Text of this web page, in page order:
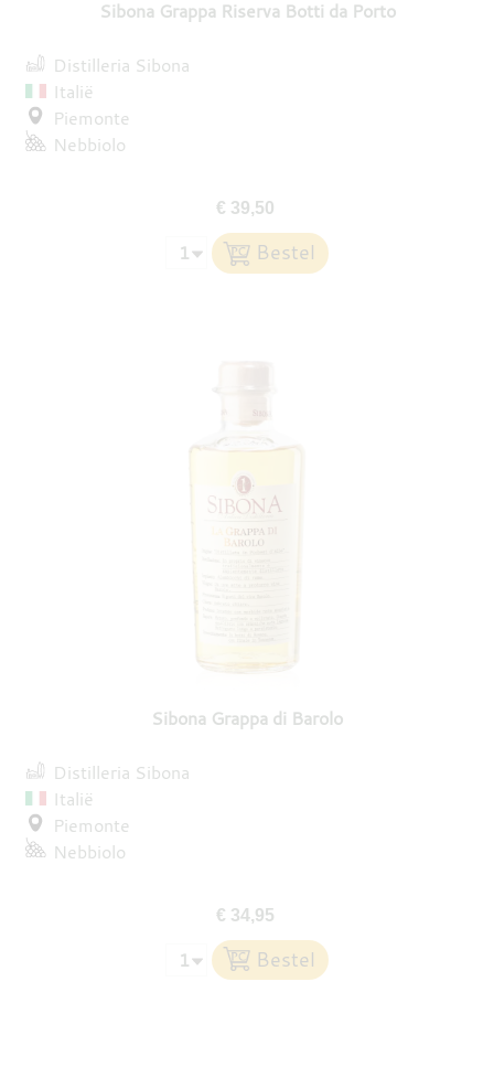
Sibona Grappa Riserva Botti da Porto
Distilleria Sibona
Italië
Piemonte
Nebbiolo
€ 39,50
Sibona Grappa di Barolo
Distilleria Sibona
Italië
Piemonte
Nebbiolo
€ 34,95